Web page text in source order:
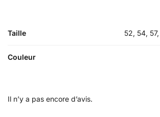
Taille 52, 54,
Couleur
Il n’y a pas encore d’avis.